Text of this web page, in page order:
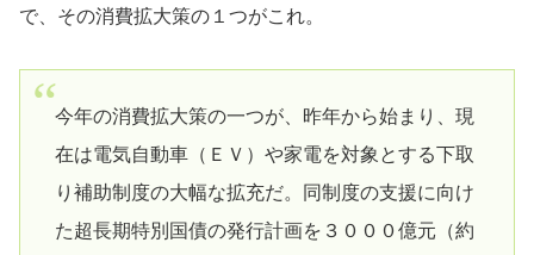
で、その消費拡大策の１つがこれ。
今年の消費拡大策の一つが、昨年から始まり、現
在は電気自動車（ＥＶ）や家電を対象とする下取
り補助制度の大幅な拡充だ。同制度の支援に向け
た超長期特別国債の発行計画を３０００億元（約